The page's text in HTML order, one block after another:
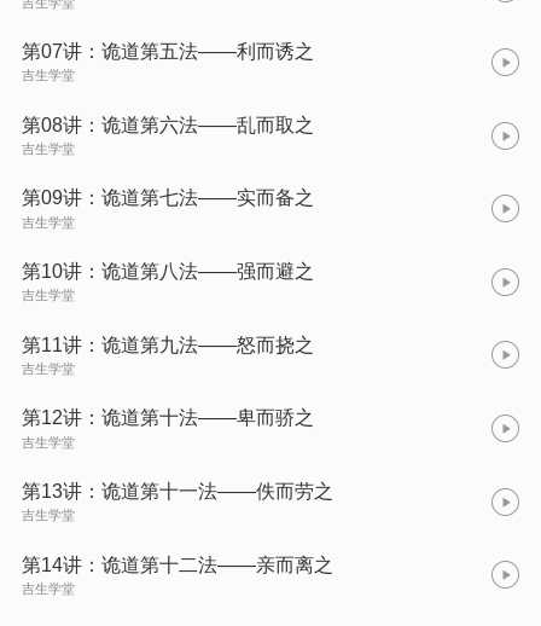
第07讲：诡道第五法——利而诱之
吉生学堂
第08讲：诡道第六法——乱而取之
吉生学堂
第09讲：诡道第七法——实而备之
吉生学堂
第10讲：诡道第八法——强而避之
吉生学堂
第11讲：诡道第九法——怒而挠之
吉生学堂
第12讲：诡道第十法——卑而骄之
吉生学堂
第13讲：诡道第十一法——佚而劳之
吉生学堂
第14讲：诡道第十二法——亲而离之
吉生学堂